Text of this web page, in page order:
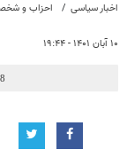
اخبار سیاسی احزاب و
۱۰ آبان ۱۴۰۱ - ۱۹:۴۴